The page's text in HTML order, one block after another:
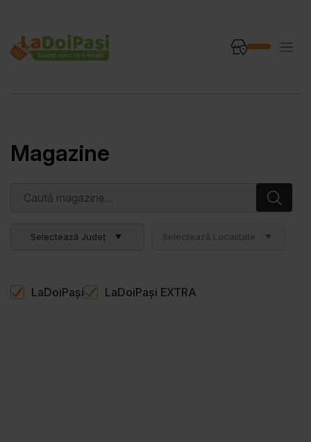
Magazine
Selectează Județ Selectează Localitate
LaDoiPași LaDoiPași EXTRA